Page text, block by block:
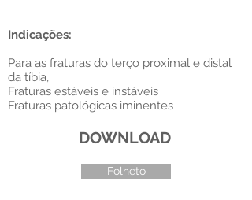
Indicações:
Para as fraturas do terço proximal e distal
da tíbia,
Fraturas estáveis e instáveis
Fraturas patológicas iminentes
DOWNLOAD
Folheto